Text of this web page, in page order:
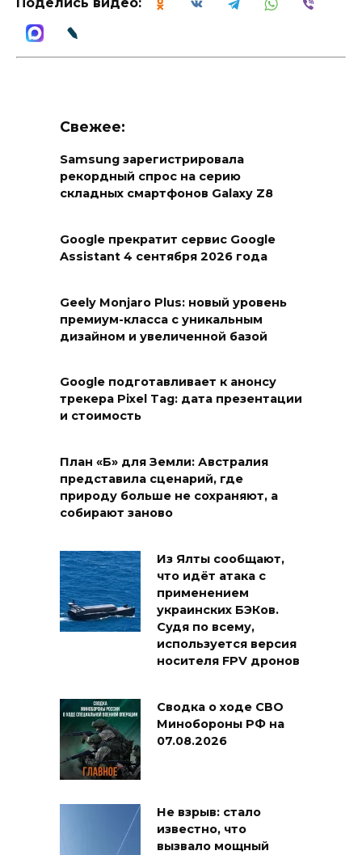
Поделись видео:
Свежее:
Samsung зарегистрировала
рекордный спрос на серию
складных смартфонов Galaxy Z8
Google прекратит сервис Google
Assistant 4 сентября 2026 года
Geely Monjaro Plus: новый уровень
премиум-класса с уникальным
дизайном и увеличенной базой
Google подготавливает к анонсу
трекера Pixel Tag: дата презентации
и стоимость
План «Б» для Земли: Австралия
представила сценарий, где
природу больше не сохраняют, а
собирают заново
Из Ялты сообщают,
что идёт атака с
применением
украинских БЭКов.
Судя по всему,
используется версия
носителя FPV дронов
Сводка о ходе СВО
Минобороны РФ на
07.08.2026
Не взрыв: стало
известно, что
вызвало мощный